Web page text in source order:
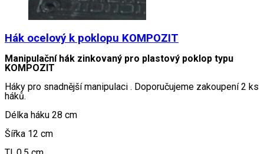
Hák ocelový k poklopu KOMPOZIT
Manipulační hák zinkovaný pro plastový poklop typu
KOMPOZIT
Háky pro snadnější manipulaci . Doporučujeme zakoupení 2 ks
háků.
Délka háku 28 cm
Šířka 12 cm